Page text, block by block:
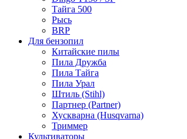
Тайга 500
Рысь
BRP
Для бензопил
Китайские пилы
Пила Дружба
Пила Тайга
Пила Урал
Штиль (Stihl)
Партнер (Partner)
Хускварна (Husqvarna)
Триммер
Культиваторы